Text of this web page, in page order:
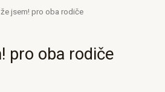
jsem! pro oba rodiče
pro oba rodiče